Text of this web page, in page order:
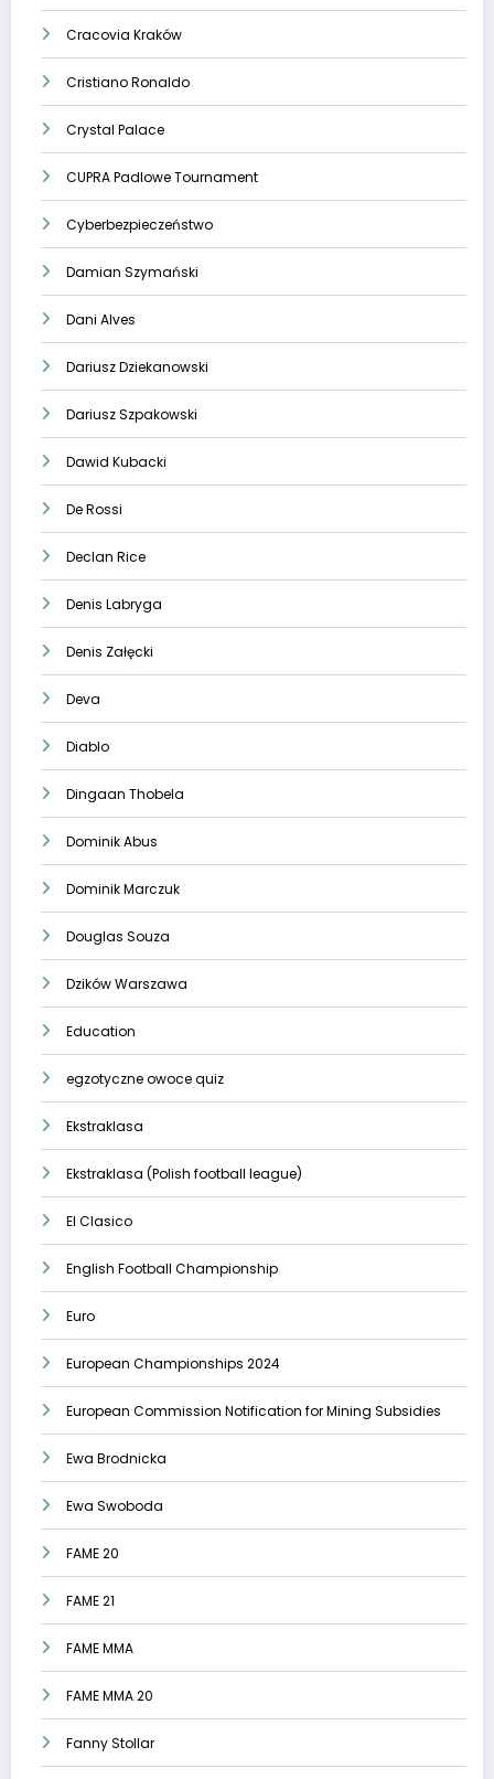
Cracovia Kraków
Cristiano Ronaldo
Crystal Palace
CUPRA Padlowe Tournament
Cyberbezpieczeństwo
Damian Szymański
Dani Alves
Dariusz Dziekanowski
Dariusz Szpakowski
Dawid Kubacki
De Rossi
Declan Rice
Denis Labryga
Denis Załęcki
Deva
Diablo
Dingaan Thobela
Dominik Abus
Dominik Marczuk
Douglas Souza
Dzików Warszawa
Education
egzotyczne owoce quiz
Ekstraklasa
Ekstraklasa (Polish football league)
El Clasico
English Football Championship
Euro
European Championships 2024
European Commission Notification for Mining Subsidies
Ewa Brodnicka
Ewa Swoboda
FAME 20
FAME 21
FAME MMA
FAME MMA 20
Fanny Stollar